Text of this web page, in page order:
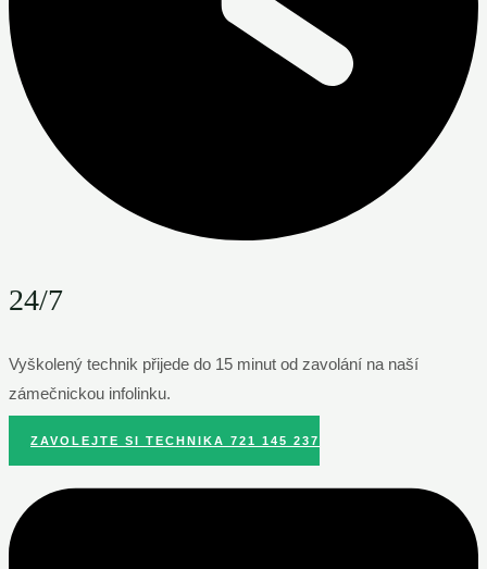
24/7
Vyškolený technik přijede do 15 minut od zavolání na naší
zámečnickou infolinku.
ZAVOLEJTE SI TECHNIKA 721 145 237